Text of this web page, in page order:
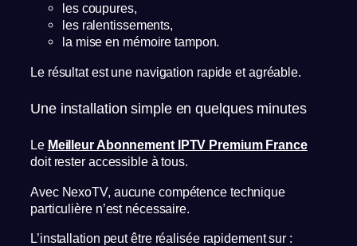
les coupures,
les ralentissements,
la mise en mémoire tampon.
Le résultat est une navigation rapide et agréable.
Une installation simple en quelques minutes
Le Meilleur Abonnement IPTV Premium France
doit rester accessible à tous.
Avec NexoTV, aucune compétence technique
particulière n’est nécessaire.
L’installation peut être réalisée rapidement sur :